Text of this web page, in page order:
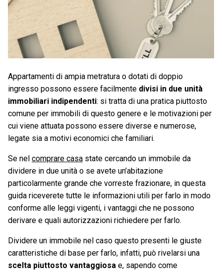
Appartamenti di ampia metratura o dotati di doppio
ingresso possono essere facilmente divisi in due unità
immobiliari indipendenti: si tratta di una pratica piuttosto
comune per immobili di questo genere e le motivazioni per
cui viene attuata possono essere diverse e numerose,
legate sia a motivi economici che familiari.
Se nel comprare casa state cercando un immobile da
dividere in due unità o se avete un’abitazione
particolarmente grande che vorreste frazionare, in questa
guida riceverete tutte le informazioni utili per farlo in modo
conforme alle leggi vigenti, i vantaggi che ne possono
derivare e quali autorizzazioni richiedere per farlo.
Dividere un immobile nel caso questo presenti le giuste
caratteristiche di base per farlo, infatti, può rivelarsi una
scelta piuttosto vantaggiosa e, sapendo come